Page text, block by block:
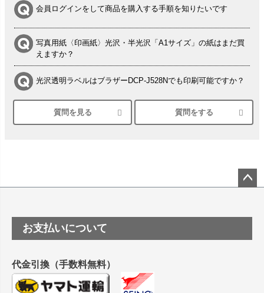
会員ログインをして商品を購入する手順を知りたいです
写真用紙〈印画紙〉光沢・半光沢「A1サイズ」の紙はまだ買
えますか？
光沢透明ラベルはブラザーDCP-J528Nでも印刷可能ですか？
シルバーペーパーにEPSON EP-30VAで印刷するときの設定
は？
塩ビのロール紙で離型紙が透明の商品はありますか
つや消し半透明ラベルのロールタイプはありますか？
縦420mm×横650mmの包装紙に適した紙はありますか？
質問を見る 質問をする
ップ
お支払いについて
代金引換（手数料無料）